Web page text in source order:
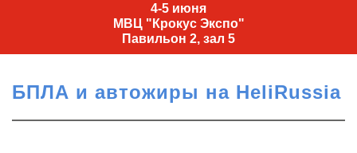
4-5 июня
МВЦ "Крокус Экспо"
Павильон 2, зал 5
МВЦ
Экспо"
Павильон
БПЛА и автожиры на HeliRussia